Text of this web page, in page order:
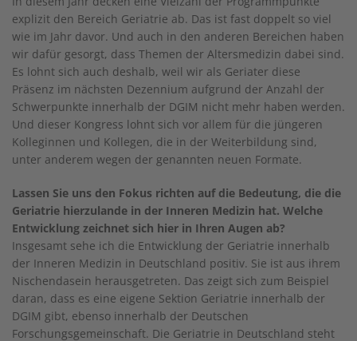
explizit den Bereich Geriatrie ab. Das ist fast doppelt so viel
wie im Jahr davor. Und auch in den anderen Bereichen haben
wir dafür gesorgt, dass Themen der Altersmedizin dabei sind.
Es lohnt sich auch deshalb, weil wir als Geriater diese
Präsenz im nächsten Dezennium aufgrund der Anzahl der
Schwerpunkte innerhalb der DGIM nicht mehr haben werden.
Und dieser Kongress lohnt sich vor allem für die jüngeren
Kolleginnen und Kollegen, die in der Weiterbildung sind,
unter anderem wegen der genannten neuen Formate.
Lassen Sie uns den Fokus richten auf die Bedeutung, die die
Geriatrie hierzulande in der Inneren Medizin hat. Welche
Entwicklung zeichnet sich hier in Ihren Augen ab?
Insgesamt sehe ich die Entwicklung der Geriatrie innerhalb
der Inneren Medizin in Deutschland positiv. Sie ist aus ihrem
Nischendasein herausgetreten. Das zeigt sich zum Beispiel
daran, dass es eine eigene Sektion Geriatrie innerhalb der
DGIM gibt, ebenso innerhalb der Deutschen
Forschungsgemeinschaft. Die Geriatrie in Deutschland steht